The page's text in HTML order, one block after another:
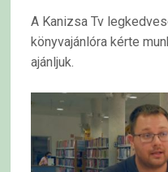
A Kanizsa Tv
könyvajánlóra kérte
ajánljuk.